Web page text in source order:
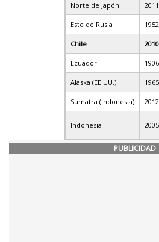
Norte de Japón 2011
Este de Rusia 1952
Chile 2010
Ecuador 1906
Alaska (EE.UU.) 1965
Sumatra (Indonesia) 2012
Indonesia 2005
PUBLICIDAD